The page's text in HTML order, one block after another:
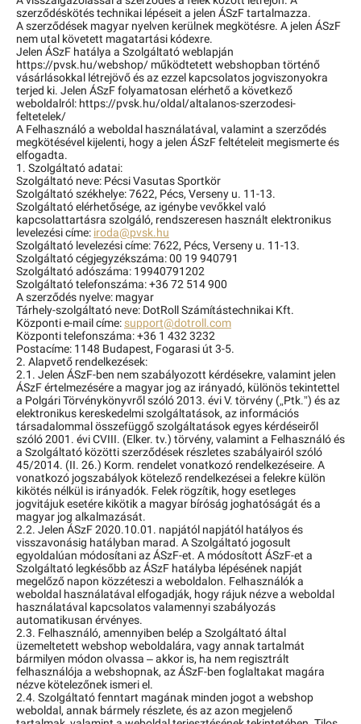
szerződéskötés technikai lépéseit a jelen ÁSzF tartalmazza.
A szerződések magyar nyelven kerülnek megkötésre. A jelen ÁSzF
nem utal követett magatartási kódexre.
Jelen ÁSzF hatálya a Szolgáltató weblapján
https://pvsk.hu/webshop/ működtetett webshopban történő
vásárlásokkal létrejövő és az ezzel kapcsolatos jogviszonyokra
terjed ki. Jelen ÁSzF folyamatosan elérhető a következő
weboldalról: https://pvsk.hu/oldal/altalanos-szerzodesi-
feltetelek/
A Felhasználó a weboldal használatával, valamint a szerződés
megkötésével kijelenti, hogy a jelen ÁSzF feltételeit megismerte és
elfogadta.
1. Szolgáltató adatai:
Szolgáltató neve: Pécsi Vasutas Sportkör
Szolgáltató székhelye: 7622, Pécs, Verseny u. 11-13.
Szolgáltató elérhetősége, az igénybe vevőkkel való
kapcsolattartásra szolgáló, rendszeresen használt elektronikus
levelezési címe: iroda@pvsk.hu
Szolgáltató levelezési címe: 7622, Pécs, Verseny u. 11-13.
Szolgáltató cégjegyzékszáma: 00 19 940791
Szolgáltató adószáma: 19940791202
Szolgáltató telefonszáma: +36 72 514 900
A szerződés nyelve: magyar
Tárhely-szolgáltató neve: DotRoll Számítástechnikai Kft.
Központi e-mail címe:support@dotroll.com
Központi telefonszáma: +36 1 432 3232
Postacíme: 1148 Budapest, Fogarasi út 3-5.
2. Alapvető rendelkezések:
2.1. Jelen ÁSzF-ben nem szabályozott kérdésekre, valamint jelen
ÁSzF értelmezésére a magyar jog az irányadó, különös tekintettel
a Polgári Törvénykönyvről szóló 2013. évi V. törvény („Ptk.”) és az
elektronikus kereskedelmi szolgáltatások, az információs
társadalommal összefüggő szolgáltatások egyes kérdéseiről
szóló 2001. évi CVIII. (Elker. tv.) törvény, valamint a Felhasználó és
a Szolgáltató közötti szerződések részletes szabályairól szóló
45/2014. (II. 26.) Korm. rendelet vonatkozó rendelkezéseire. A
vonatkozó jogszabályok kötelező rendelkezései a felekre külön
kikötés nélkül is irányadók. Felek rögzítik, hogy esetleges
jogvitájuk esetére kikötik a magyar bíróság joghatóságát és a
magyar jog alkalmazását.
2.2. Jelen ÁSzF 2020.10.01. napjától napjától hatályos és
visszavonásig hatályban marad. A Szolgáltató jogosult
egyoldalúan módosítani az ÁSzF-et. A módosított ÁSzF-et a
Szolgáltató legkésőbb az ÁSzF hatályba lépésének napját
megelőző napon közzéteszi a weboldalon. Felhasználók a
weboldal használatával elfogadják, hogy rájuk nézve a weboldal
használatával kapcsolatos valamennyi szabályozás
automatikusan érvényes.
2.3. Felhasználó, amennyiben belép a Szolgáltató által
üzemeltetett webshop weboldalára, vagy annak tartalmát
bármilyen módon olvassa – akkor is, ha nem regisztrált
felhasználója a webshopnak, az ÁSzF-ben foglaltakat magára
nézve kötelezőnek ismeri el.
2.4. Szolgáltató fenntart magának minden jogot a webshop
weboldal, annak bármely részlete, és az azon megjelenő